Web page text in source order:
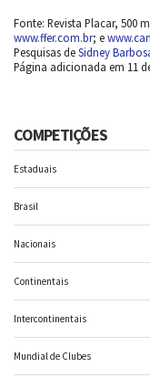
Fonte: Revista Placar, 500
www.ffer.com.br; e
Pesquisas deSidney
Página adicionada em 11
COMPETIÇÕES
Estaduais
Brasil
Nacionais
Continentais
Intercontinentais
Mundial de Clubes